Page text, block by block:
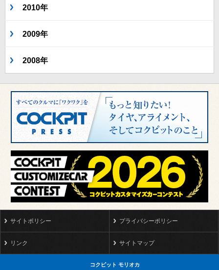
2010年
2009年
2008年
サイトポリシー プライバシーポリシー
リンク サイトマップ
コクピット モリオカ